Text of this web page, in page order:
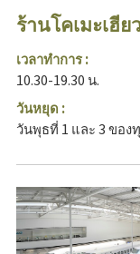
ร้านโคเมะเฮีย
เวลาทำการ :
10.30-19.30 น.
วันหยุด :
วันพุธที่ 1 และ 3 ของ